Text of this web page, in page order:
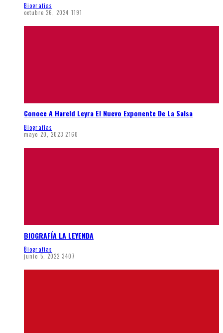
Biografias
octubre 26, 2024 1191
Conoce A Hareld Leyra El Nuevo Exponente De La Salsa
Biografias
mayo 20, 2023 2160
BIOGRAFÍA LA LEYENDA
Biografias
junio 5, 2022 3407